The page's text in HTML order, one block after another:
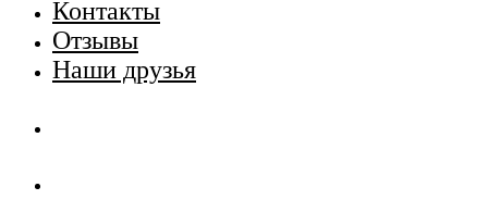
Контакты
Отзывы
Наши друзья